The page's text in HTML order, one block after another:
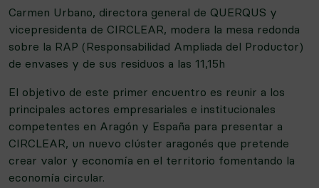
Carmen Urbano, directora general de QUERQUS y
vicepresidenta de CIRCLEAR, modera la mesa redonda
sobre la RAP (Responsabilidad Ampliada del Productor)
de envases y de sus residuos a las 11,15h
El objetivo de este primer encuentro es reunir a los
principales actores empresariales e institucionales
competentes en Aragón y España para presentar a
CIRCLEAR, un nuevo clúster aragonés que pretende
crear valor y economía en el territorio fomentando la
economía circular.